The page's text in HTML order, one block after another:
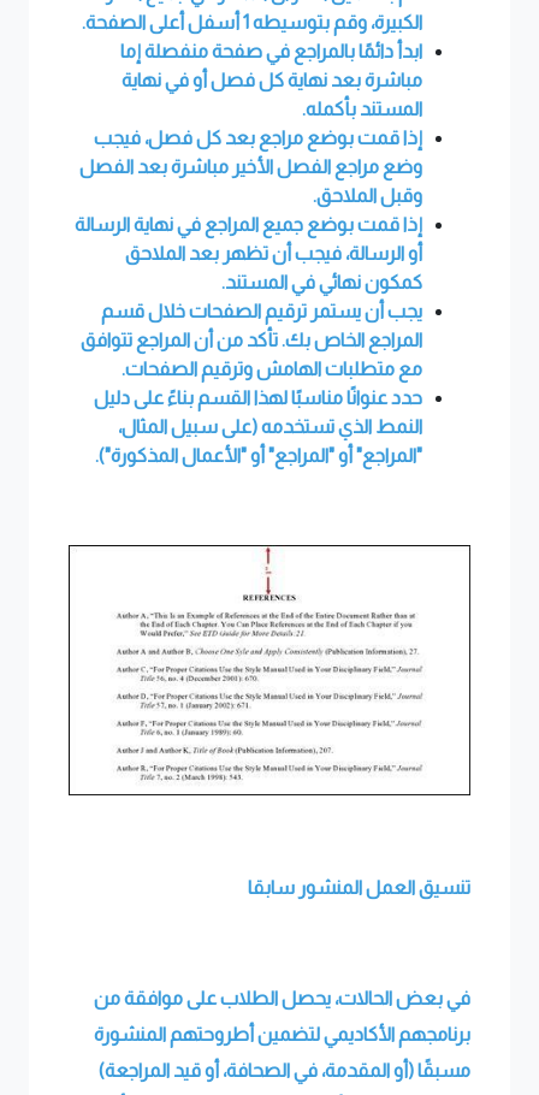
الكبيرة، وقم بتوسيطه 1 أسفل أعلى الصفحة.
ابدأ دائمًا بالمراجع في صفحة منفصلة إما
مباشرة بعد نهاية كل فصل أو في نهاية
المستند بأكمله.
إذا قمت بوضع مراجع بعد كل فصل، فيجب
وضع مراجع الفصل الأخير مباشرة بعد الفصل
وقبل الملاحق.
إذا قمت بوضع جميع المراجع في نهاية الرسالة
أو الرسالة، فيجب أن تظهر بعد الملاحق
كمكون نهائي في المستند.
يجب أن يستمر ترقيم الصفحات خلال قسم
المراجع الخاص بك. تأكد من أن المراجع تتوافق
مع متطلبات الهامش وترقيم الصفحات.
حدد عنوانًا مناسبًا لهذا القسم بناءً على دليل
النمط الذي تستخدمه (على سبيل المثال،
"المراجع" أو "المراجع" أو "الأعمال المذكورة").
تنسيق العمل المنشور سابقا
في بعض الحالات، يحصل الطلاب على موافقة من
برنامجهم الأكاديمي لتضمين أطروحتهم المنشورة
مسبقًا (أو المقدمة، في الصحافة، أو قيد المراجعة)